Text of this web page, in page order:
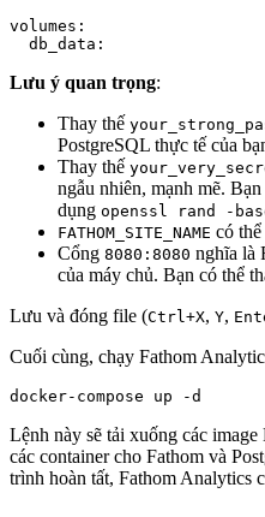
volumes:
Lưu ý quan trọng:
Thay thế
PostgreSQL thực tế của
Thay thế
ngẫu nhiên, mạnh mẽ.
dụng openssl rand -
FATHOM_SITE_NAME có
Cổng 8080:8080 nghĩa là
của máy chủ. Bạn có thể
Lưu và đóng file (Ctrl+X, Y,
Cuối cùng, chạy Fathom
Lệnh này sẽ tải xuống các
các container cho Fathom và
trình hoàn tất, Fathom Analytics